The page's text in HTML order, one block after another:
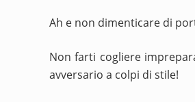
Ah e non dimenticare di
Non farti cogliere
avversario a colpi di stile!